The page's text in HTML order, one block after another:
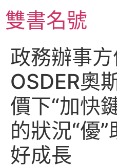
至
主雙書名號
政務辦事
OSDER奧
價下“加快
的狀況“優
好成長